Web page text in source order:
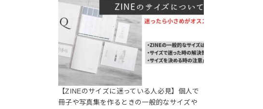
【ZINEのサイズに迷っている人必見】個人で
冊子や写真集を作るときの一般的なサイズや